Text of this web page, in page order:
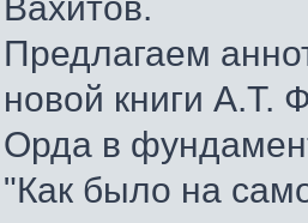
Предлагаем
новой книги А.Т.
Орда в
"Как было на